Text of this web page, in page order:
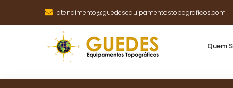
atendimento@guedesequipamentostopograficos.com
Quem